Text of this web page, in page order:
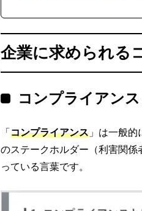
企業に求められる
コンプライアン
「 コンプライアンス 」は一般的
のステークホルダー（利害関
っている言葉です。